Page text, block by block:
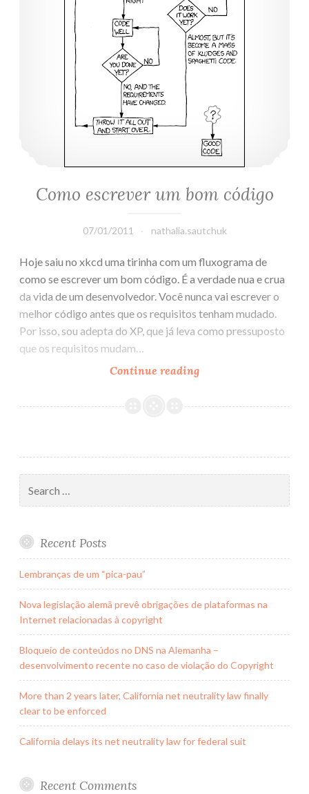
Como escrever um bom código
07/01/2011 nathalia.sautchuk
Hoje saiu no xkcd uma tirinha com um fluxograma de
como se escrever um bom código. É a verdade nua e crua
da vida de um desenvolvedor. Você nunca vai escrever o
melhor código antes que os requisitos tenham mudado.
Por isso, sou adepta do XP, que já leva como pressuposto
que os requisitos mudam…
Continue reading
um
for:
Recent Posts
Lembranças de um “pica-pau”
Nova legislação alemã prevê obrigações de plataformas na
Internet relacionadas à copyright
Bloqueio de conteúdos no DNS na Alemanha –
desenvolvimento recente no caso de violação do Copyright
More than 2 years later, California net neutrality law finally
clear to be enforced
California delays its net neutrality law for federal suit
Recent Comments